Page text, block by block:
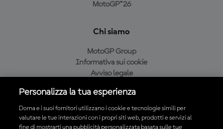
MotoGP™26
Chi siamo
MotoGP Group
Informativa sui cookie
Avviso legale
Condizioni di acquisto
Personalizza la tua esperienza
Dorna e i suoi fornitori utilizzano i cookie e tecnologie simili per
valutare le tue interazioni con i propri siti web, prodotti e servizi al
fine di mostrarti una pubblicità personalizzata basata sulle tue